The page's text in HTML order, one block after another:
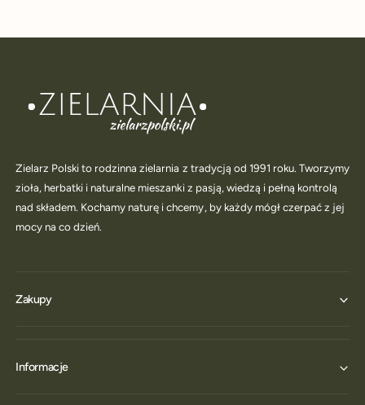
Zielarz Polski to rodzinna zielarnia z tradycją od 1991 roku. Tworzymy
zioła, herbatki i naturalne mieszanki z pasją, wiedzą i pełną kontrolą
nad składem. Kochamy naturę i chcemy, by każdy mógł czerpać z jej
mocy na co dzień.
Zakupy
Informacje